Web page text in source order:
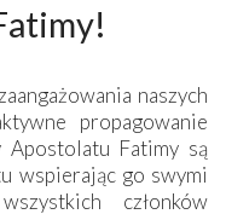
naszych
propagowanie
Apostolatu Fatimy są
wspierając go swymi
członków